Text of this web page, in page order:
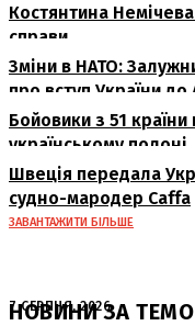
Костянтина
справи
Зміни в НАТО:
про вступ України до
Бойовики з 51
українському полоні
Швеція передала
судно-мародер Caffa
ЗАВАНТАЖИТИ БІЛЬШЕ
НОВИНИ ЗА
7 СЕРПНЯ, 2026